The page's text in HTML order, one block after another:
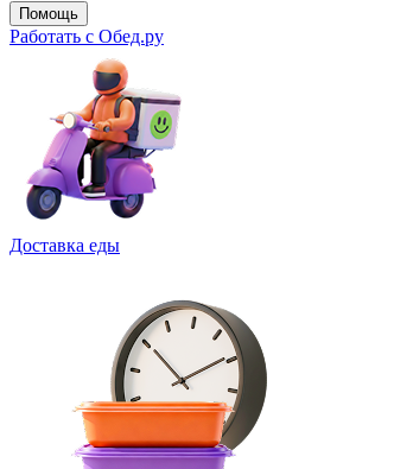
Помощь
Работать с Обед.ру
Доставка еды